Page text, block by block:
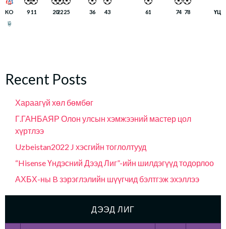
KO 911 202225 36 43 61 74 78 ҮЦ
Recent Posts
Хараагүй хөл бөмбөг
Г.ГАНБАЯР Олон улсын хэмжээний мастер цол
хүртлээ
Uzbeistan2022 J хэсгийн тоглолтууд
“Hisense Үндэсний Дээд Лиг”-ийн шилдэгүүд тодорлоо
АХБХ-ны B зэрэглэлийн шүүгчид бэлтгэж эхэллээ
ДЭЭД ЛИГ